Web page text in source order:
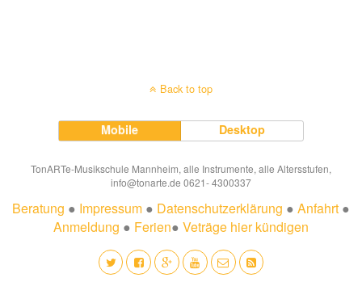
Back to top
Mobile Desktop
TonARTe-Musikschule Mannheim, alle Instrumente, alle Altersstufen,
info@tonarte.de 0621- 4300337
Beratung ● Impressum ● Datenschutzerklärung ● Anfahrt ●
Anmeldung ● Ferien● Veträge hier kündigen